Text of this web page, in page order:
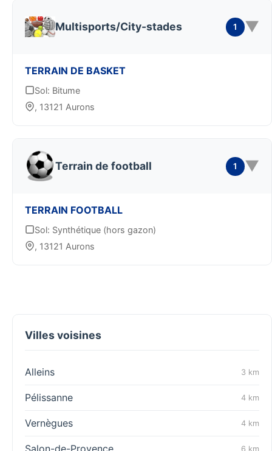
Multisports/City-stades 1 ▼
TERRAIN DE BASKET
Sol: Bitume
, 13121 Aurons
Terrain de football 1 ▼
TERRAIN FOOTBALL
Sol: Synthétique (hors gazon)
, 13121 Aurons
Villes voisines
Alleins 3 km
Pélissanne 4 km
Vernègues 4 km
Salon-de-Provence 6 km